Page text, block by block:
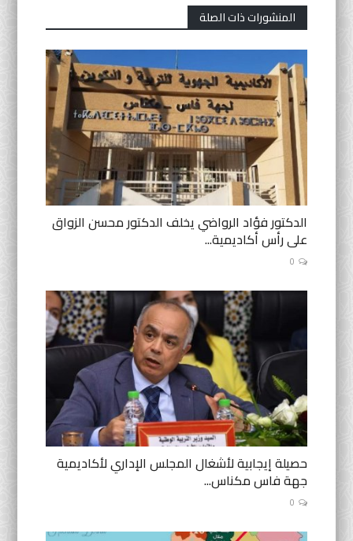
المنشورات ذات الصلة
الدكتور فؤاد الرواضي يخلف الدكتور محسن الزواق
على رأس أكاديمية...
0
حصيلة إيجابية لأشغال المجلس الإداري لأكاديمية
جهة فاس مكناس...
0